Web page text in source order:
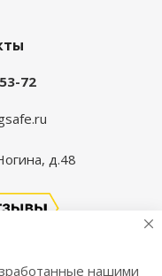
72
д.48
нашими